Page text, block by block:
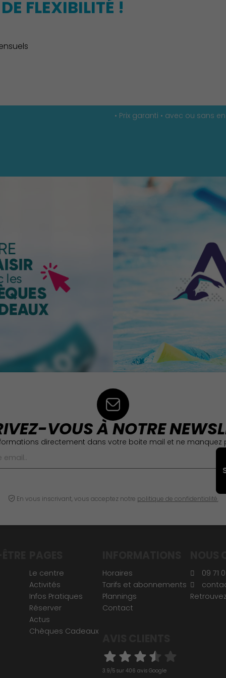
FLEXIBILITÉ !
• Prix garanti • avec ou sans
VOUS À NOTRE
directement dans votre boite mail et ne manquez
En vous inscrivant, vous acceptez notre politique de confidentialité.
Le centre
Activités
Infos Pratiques
Réserver
Actus
Chèques Cadeaux
Horaires
Tarifs et abonnements
Plannings
Contact
3.9/5 sur 406 avis Google
09 71